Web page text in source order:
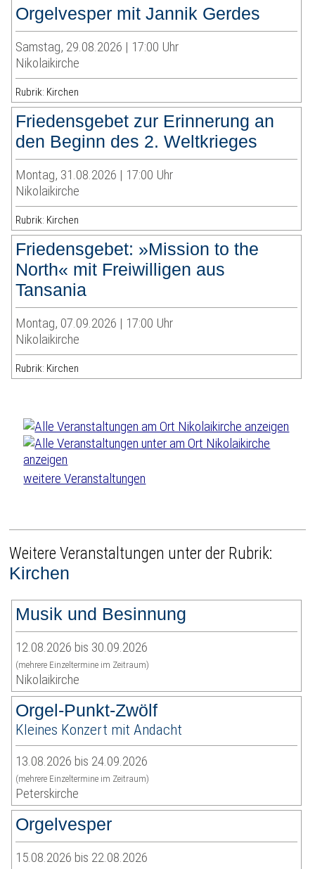
Orgelvesper mit Jannik Gerdes
Samstag, 29.08.2026 | 17:00 Uhr
Nikolaikirche
Rubrik: Kirchen
Friedensgebet zur Erinnerung an
den Beginn des 2. Weltkrieges
Montag, 31.08.2026 | 17:00 Uhr
Nikolaikirche
Rubrik: Kirchen
Friedensgebet: »Mission to the
North« mit Freiwilligen aus
Tansania
Montag, 07.09.2026 | 17:00 Uhr
Nikolaikirche
Rubrik: Kirchen
weitere Veranstaltungen
Weitere Veranstaltungen unter der Rubrik:
Kirchen
Musik und Besinnung
12.08.2026 bis 30.09.2026
(mehrere Einzeltermine im Zeitraum)
Nikolaikirche
Orgel-Punkt-Zwölf
Kleines Konzert mit Andacht
13.08.2026 bis 24.09.2026
(mehrere Einzeltermine im Zeitraum)
Peterskirche
Orgelvesper
15.08.2026 bis 22.08.2026